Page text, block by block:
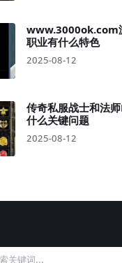
www.3000ok.com
职业有什么特色
2025-08-12
传奇私服战士和法
什么关键问题
2025-08-12